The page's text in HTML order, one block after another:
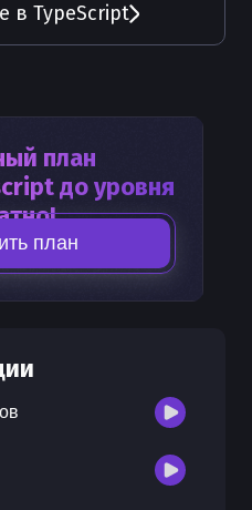
в TypeScript
план
до уровня
карты развития
план